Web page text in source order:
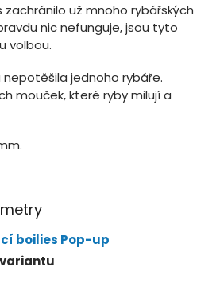
zachránilo už mnoho rybářských
nic nefunguje, jsou tyto
volbou.
nepotěšila jednoho rybáře.
mouček, které ryby milují a
boilies Pop-up